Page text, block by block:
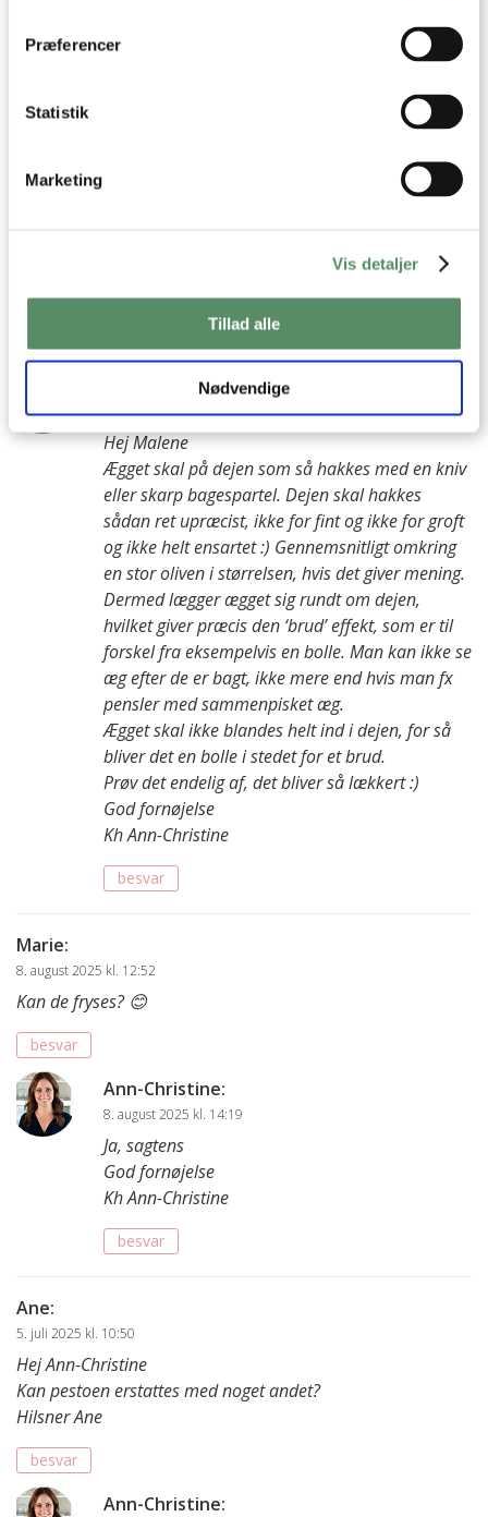
Præferencer
Statistik
Marketing
Vis detaljer
Tillad alle
Nødvendige
6 KOMMENTARER
Malene:
Hej Ann-Christine.
helt ind i dejen, eller vil man kunne se at der er æg i
“bruddene” når de bagt? Bh Malene 😊🌿
Ann-Christine:
10. april 2026 kl. 09:00
Hej Malene
Ægget skal på dejen som så hakkes med en kniv
eller skarp bagespartel. Dejen skal hakkes
sådan ret upræcist, ikke for fint og ikke for groft
og ikke helt ensartet :) Gennemsnitligt omkring
en stor oliven i størrelsen, hvis det giver mening.
Dermed lægger ægget sig rundt om dejen,
hvilket giver præcis den ‘brud’ effekt, som er til
forskel fra eksempelvis en bolle. Man kan ikke se
æg efter de er bagt, ikke mere end hvis man fx
pensler med sammenpisket æg.
Ægget skal ikke blandes helt ind i dejen, for så
bliver det en bolle i stedet for et brud.
Prøv det endelig af, det bliver så lækkert :)
God fornøjelse
Kh Ann-Christine
besvar
Marie:
8. august 2025 kl. 12:52
Kan de fryses? 😊
besvar
Ann-Christine:
8. august 2025 kl. 14:19
Ja, sagtens
God fornøjelse
Kh Ann-Christine
besvar
Ane:
5. juli 2025 kl. 10:50
Hej Ann-Christine
Kan pestoen erstattes med noget andet?
Hilsner Ane
besvar
Ann-Christine: